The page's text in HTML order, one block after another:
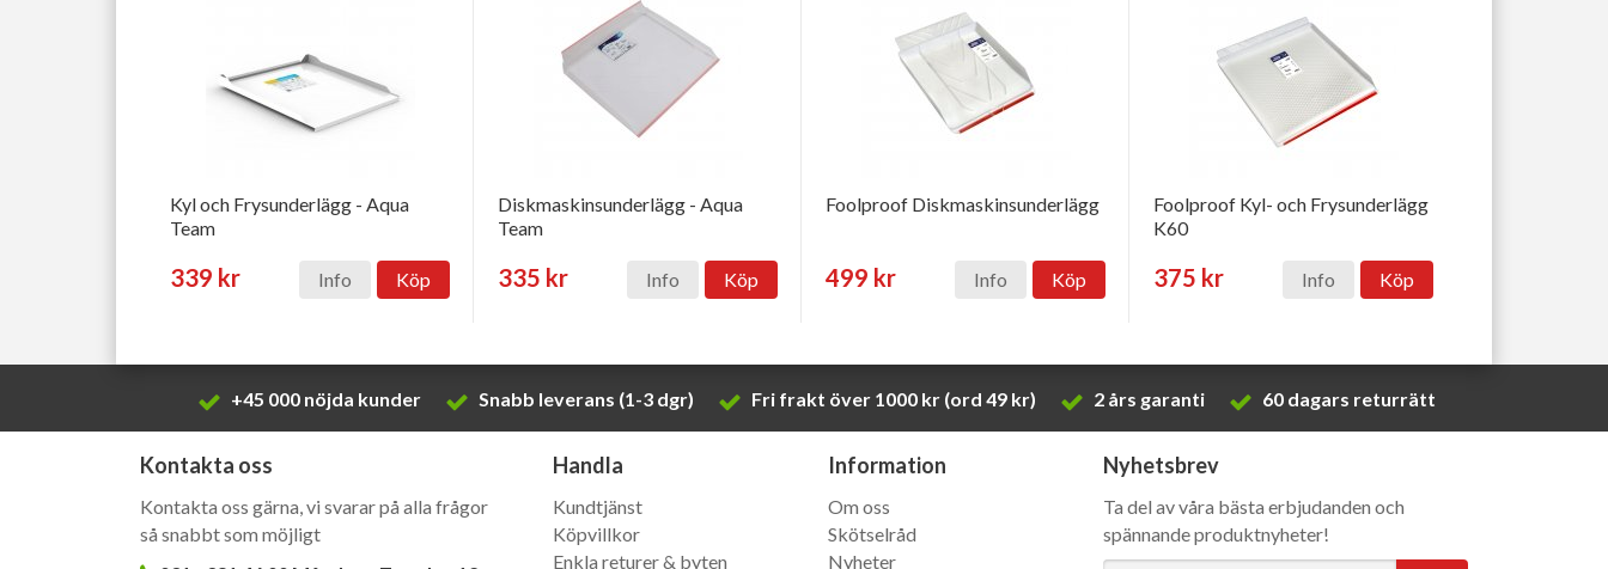
Kyl och Frysunderlägg - Aqua
Team
339 kr Info Köp
Diskmaskinsunderlägg - Aqua
Team
335 kr Info Köp
Foolproof Diskmaskinsunderlägg
499 kr Info Köp
Foolproof Kyl- och Frysunderlägg
K60
375 kr Info Köp
+45 000 nöjda kunder Snabb leverans (1-3 dgr) Fri frakt över 1000 kr (ord 49 kr) 2 års garanti 60 dagars returrätt
Kontakta oss
Kontakta oss gärna, vi svarar på alla frågor
så snabbt som möjligt
Handla
Kundtjänst
Köpvillkor
Enkla returer & byten
Information
Om oss
Skötselråd
Nyheter
Nyhetsbrev
Ta del av våra bästa erbjudanden och
spännande produktnyheter!